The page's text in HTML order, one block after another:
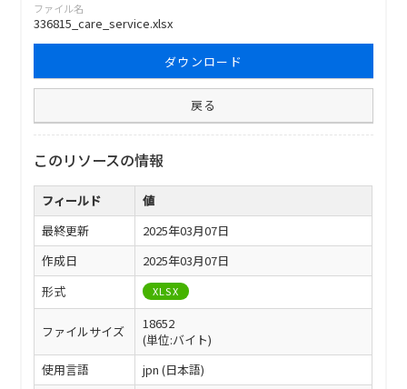
ファイル名
336815_care_service.xlsx
ダウンロード
戻る
このリソースの情報
フィールド
値
最終更新
2025年03月07日
作成日
2025年03月07日
形式
XLSX
ファイルサイズ
18652
(単位:バイト)
使用言語
jpn (日本語)